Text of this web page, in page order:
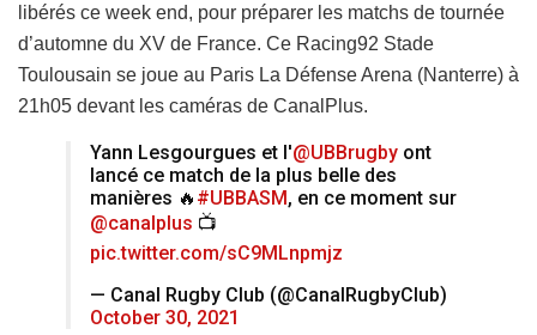
libérés ce week end, pour préparer les matchs de tournée
d’automne du XV de France. Ce Racing92 Stade
Toulousain se joue au Paris La Défense Arena (Nanterre) à
21h05 devant les caméras de CanalPlus.
Yann Lesgourgues et l'@UBBrugby ont
lancé ce match de la plus belle des
manières 🔥 #UBBASM, en ce moment sur
@canalplus 📺
pic.twitter.com/sC9MLnpmjz
— Canal Rugby Club (@CanalRugbyClub)
October 30, 2021